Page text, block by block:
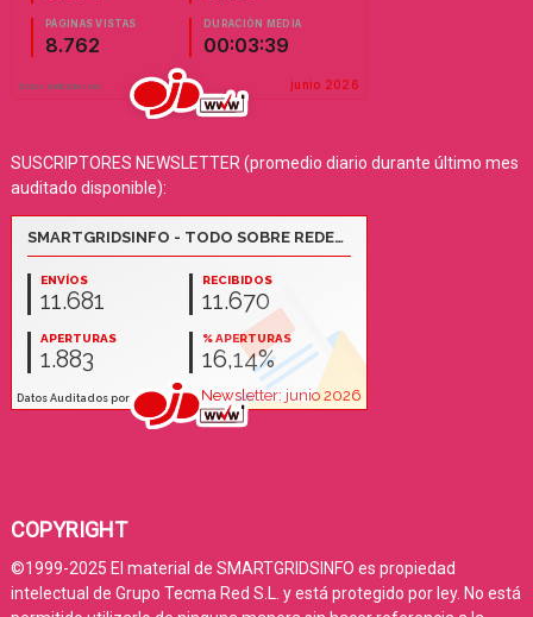
SUSCRIPTORES NEWSLETTER (promedio diario durante último mes
auditado disponible):
COPYRIGHT
©1999-2025 El material de SMARTGRIDSINFO es propiedad
intelectual de Grupo Tecma Red S.L. y está protegido por ley. No está